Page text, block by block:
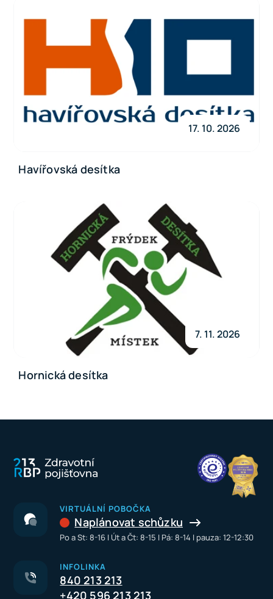
17. 10. 2026
Havířovská desítka
7. 11. 2026
Hornická desítka
VIRTUÁLNÍ POBOČKA
Naplánovat schůzku
Po a St: 8-16 I Út a Čt: 8-15 I Pá: 8-14 I pauza: 12-12:30
INFOLINKA
840 213 213
+420 596 213 213